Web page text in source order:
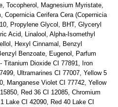
Tocopherol, Magnesium Myristate,
Copernicia Cerifera Cera (Copernicia
Propylene Glycol, BHT, Glyceryl
Acid, Linalool, Alpha-Isomethyl
Hexyl Cinnamal, Benzyl
Benzoate, Eugenol, Parfum
Titanium Dioxide CI 77891, Iron
Ultramarines CI 77007, Yellow 5
Manganese Violet CI 77742, Yellow
Red 36 CI 12085, Chromium
Lake CI 42090, Red 40 Lake CI